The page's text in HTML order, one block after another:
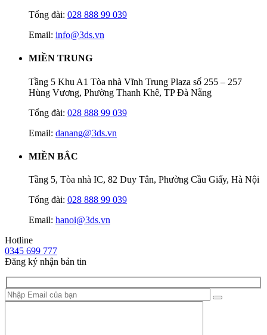
Tổng đài: 028 888 99 039
Email: info@3ds.vn
MIỀN TRUNG
Tầng 5 Khu A1 Tòa nhà Vĩnh Trung Plaza số 255 – 257
Hùng Vương, Phường Thanh Khê, TP Đà Nẵng
Tổng đài: 028 888 99 039
Email: danang@3ds.vn
MIỀN BẮC
Tầng 5, Tòa nhà IC, 82 Duy Tân, Phường Cầu Giấy, Hà Nội
Tổng đài: 028 888 99 039
Email: hanoi@3ds.vn
Hotline
0345 699 777
Đăng ký nhận bản tin